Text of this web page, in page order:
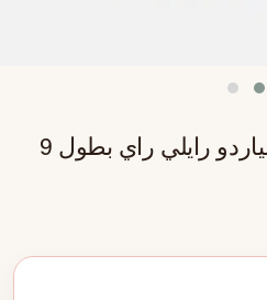
ريلي اينجلاند طاولة بلياردو رايلي راي بطول 9